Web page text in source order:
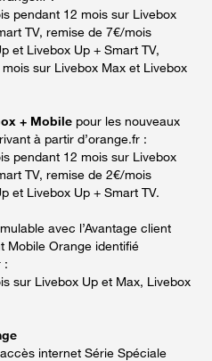
pendant 12 mois sur Livebox
TV, remise de 7€/mois
et Livebox Up + Smart TV,
sur Livebox Max et Livebox
+ Mobile pour les nouveaux
à partir d’orange.fr :
pendant 12 mois sur Livebox
TV, remise de 2€/mois
et Livebox Up + Smart TV.
avec l’Avantage client
Mobile Orange identifié
:
sur Livebox Up et Max, Livebox
internet Série Spéciale